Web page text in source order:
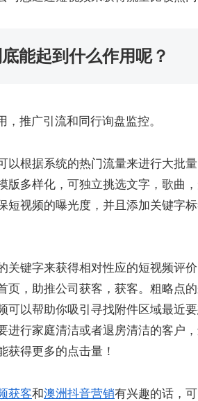
能起到什么作用呢？
推广引流和同行询盘监控。
以根据系统的热门流量来进行大批
版多样化，可独立挑选文字，歌曲
短视频的曝光度，并且添加关键字
关键字来获得相对性应的短视频评
页，助推公司获客，获客。粗略点
可以帮助你吸引寻找附件区域最近
进行家庭清洁或者退房清洁的客户
获得更多的点击量！
获客和澳洲抖音营销有兴趣的话，